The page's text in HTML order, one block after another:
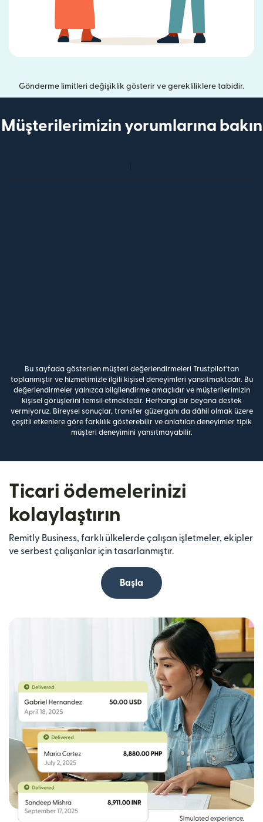
Gönderme limitleri değişiklik gösterir ve gerekliliklere tabidir.
Müşterilerimizin yorumlarına bakın
Bu sayfada gösterilen müşteri değerlendirmeleri Trustpilot'tan
toplanmıştır ve hizmetimizle ilgili kişisel deneyimleri yansıtmaktadır. Bu
değerlendirmeler yalnızca bilgilendirme amaçlıdır ve müşterilerimizin
kişisel görüşlerini temsil etmektedir. Herhangi bir beyana destek
vermiyoruz. Bireysel sonuçlar, transfer güzergahı da dâhil olmak üzere
çeşitli etkenlere göre farklılık gösterebilir ve anlatılan deneyimler tipik
müşteri deneyimini yansıtmayabilir.
Ticari ödemelerinizi
kolaylaştırın
Remitly Business, farklı ülkelerde çalışan işletmeler, ekipler
ve serbest çalışanlar için tasarlanmıştır.
Başla